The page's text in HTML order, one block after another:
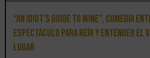
“An Idiot’s Guide to Wine”, comedia
espectáculo para reír y entender el
lugar